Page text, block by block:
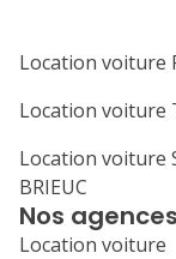
Location voiture
Location voiture
Location voiture
BRIEUC
Nos
Location voiture